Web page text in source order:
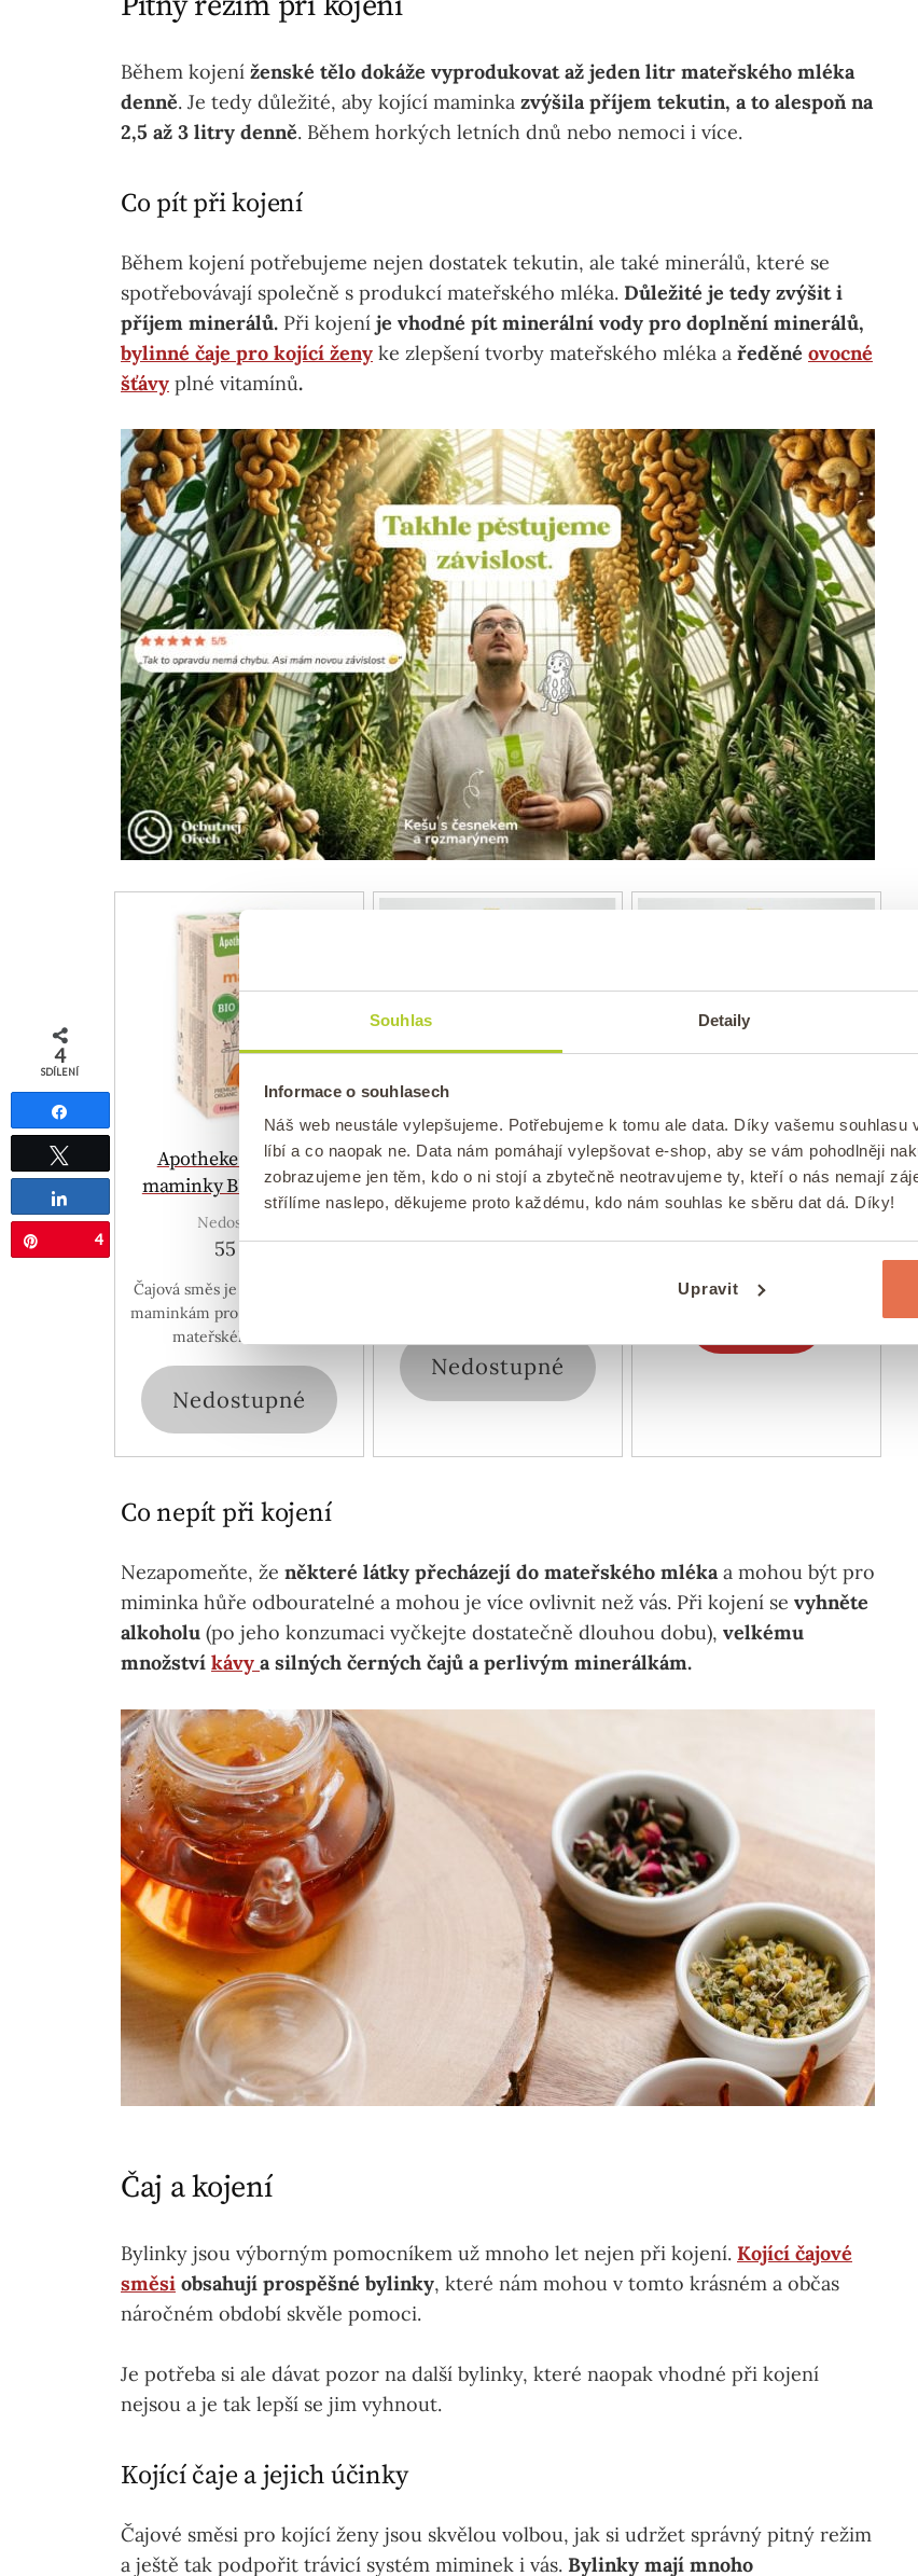
Souhlas Detaily
Informace o souhlasech
Náš web neustále vylepšujeme. Potřebujeme k tomu ale data. Díky vašemu
líbí a co naopak ne. Data nám pomáhají vylepšovat e-shop, aby se vám pohodlněji
zobrazujeme jen těm, kdo o ni stojí a zbytečně neotravujeme ty, kteří o nás nemají
střílíme naslepo, děkujeme proto každému, kdo nám souhlas ke sběru dat dá. Díky!
Upravit
Během kojení ženské tělo dokáže vyprodukovat až jeden litr mateřského mléka
denně. Je tedy důležité, aby kojící maminka zvýšila příjem tekutin, a to alespoň na
2,5 až 3 litry denně. Během horkých letních dnů nebo nemoci i více.
Co pít při kojení
Během kojení potřebujeme nejen dostatek tekutin, ale také minerálů, které se
spotřebovávají společně s produkcí mateřského mléka. Důležité je tedy zvýšit i
příjem minerálů. Při kojení je vhodné pít minerální vody pro doplnění minerálů,
bylinné čaje pro kojící ženy ke zlepšení tvorby mateřského mléka a ředěné ovocné
šťávy plné vitamínů.
Apotheke Čaj Kojící
maminky BIO 20 sáčků
Nedostupné
55 Kč
Čajová směs je určena kojícím
maminkám pro podporu tvorby
mateřského mléka.
Nedostupné
Rakytníková šťáva s
Nedostupné
179 Kč
Rakytník je bohatým zdrojem
Nedostupné
Skladem
179 Kč
Tato šťáva je lisována z
Co nepít při kojení
Nezapomeňte, že některé látky přecházejí do mateřského mlékaa mohou být pro
miminka hůře odbouratelné a mohou je více ovlivnit než vás. Při kojení se vyhněte
alkoholu (po jeho konzumaci vyčkejte dostatečně dlouhou dobu), velkému
množství kávy a silných černých čajů a perlivým minerálkám.
Čaj a kojení
Bylinky jsou výborným pomocníkem už mnoho let nejen při kojení. Kojící čajové
směsi obsahují prospěšné bylinky, které nám mohou v tomto krásném a občas
náročném období skvěle pomoci.
Je potřeba si ale dávat pozor na další bylinky, které naopak vhodné při kojení
nejsou a je tak lepší se jim vyhnout.
Kojící čaje a jejich účinky
Čajové směsi pro kojící ženy jsou skvělou volbou, jak si udržet správný pitný režim
a ještě tak podpořit trávicí systém miminek i vás. Bylinky mají mnoho
4
SDÍLENÍ
Tweetnout
4